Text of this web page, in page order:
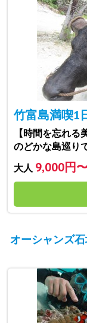
竹富島満喫1
【時間を忘れ
のどかな島巡り
大人 9,000円
オーシャンズ